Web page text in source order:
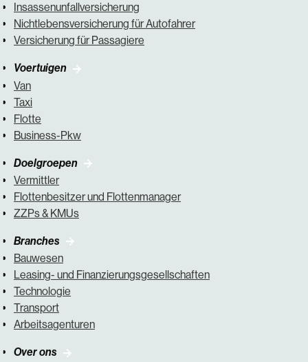
Insassenunfallversicherung
Nichtlebensversicherung für Autofahrer
Versicherung für Passagiere
Voertuigen
Van
Taxi
Flotte
Business-Pkw
Doelgroepen
Vermittler
Flottenbesitzer und Flottenmanager
ZZPs & KMUs
Branches
Bauwesen
Leasing- und Finanzierungsgesellschaften
Technologie
Transport
Arbeitsagenturen
Over ons